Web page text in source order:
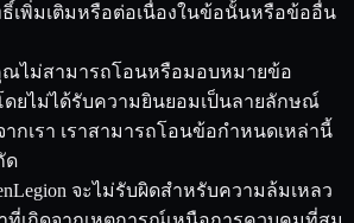
เพิ่มเติมหรือต่อเนื่องในข้อนั้นหรือข้ออื่น
ไม่สามารถโอนหรือมอบหมายข้อ
ดยไม่ได้รับความยินยอมเป็นลายลักษณ์
กเรา เราสามารถโอนข้อกำหนดเหล่านี้
ด
จะไม่รับผิดสำหรับความล้มเหลว